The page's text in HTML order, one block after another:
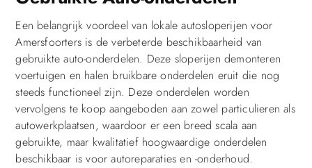
Een belangrijk voordeel van lokale autosloperijen voor
Amersfoorters is de verbeterde beschikbaarheid van
gebruikte auto-onderdelen. Deze sloperijen demonteren
voertuigen en halen bruikbare onderdelen eruit die nog
steeds functioneel zijn. Deze onderdelen worden
vervolgens te koop aangeboden aan zowel particulieren als
autowerkplaatsen, waardoor er een breed scala aan
gebruikte, maar kwalitatief hoogwaardige onderdelen
beschikbaar is voor autoreparaties en -onderhoud.